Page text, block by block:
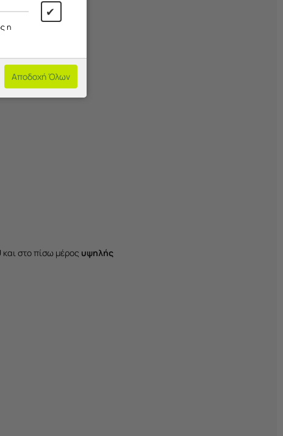
και στο πίσω μέρος υψηλής
✔
η
Αποδοχή Όλων